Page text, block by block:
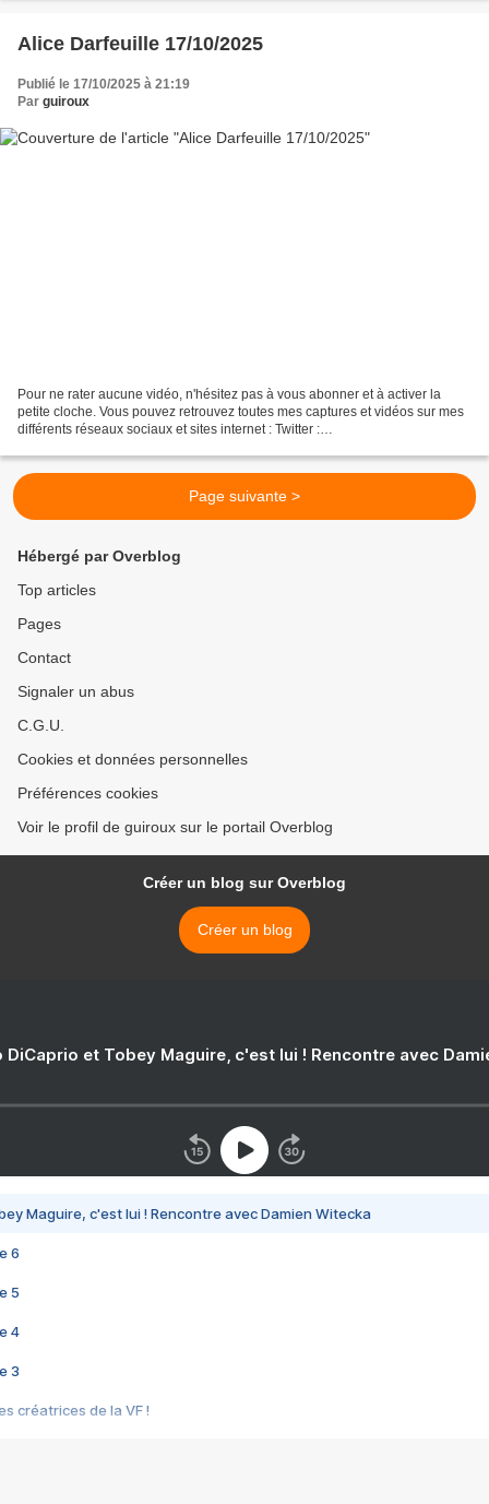
Alice Darfeuille 17/10/2025
Publié le 17/10/2025 à 21:19
Par guiroux
Pour ne rater aucune vidéo, n'hésitez pas à vous abonner et à activer la
petite cloche. Vous pouvez retrouvez toutes mes captures et vidéos sur mes
différents réseaux sociaux et sites internet : Twitter :
https://www.facebook.com/capsdeguiroux/...
Page suivante >
Hébergé par Overblog
Top articles
Pages
Contact
Signaler un abus
C.G.U.
Cookies et données personnelles
Préférences cookies
Voir le profil de guiroux sur le portail Overblog
Créer un blog sur Overblog
Créer un blog
DiCaprio et Tobey Maguire, c'est lui ! Rencontre avec
Maguire, c'est lui ! Rencontre avec Damien Witecka
6
5
4
3
créatrices de la VF !